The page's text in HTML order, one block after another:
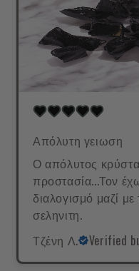
Απόλυτη γειωση
Ο απόλυτος
προστασία...Τον
διαλογισμό μαζί
σεληνιτη.
Τζένη Λ.
Verified